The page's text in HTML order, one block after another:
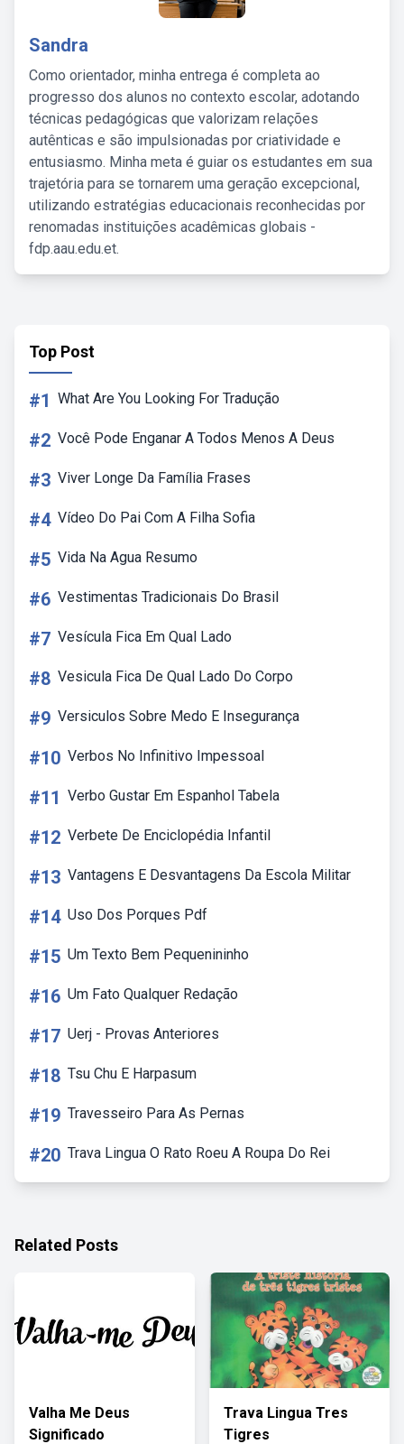
Sandra
Como orientador, minha entrega é completa ao
progresso dos alunos no contexto escolar, adotando
técnicas pedagógicas que valorizam relações
autênticas e são impulsionadas por criatividade e
entusiasmo. Minha meta é guiar os estudantes em sua
trajetória para se tornarem uma geração excepcional,
utilizando estratégias educacionais reconhecidas por
renomadas instituições acadêmicas globais -
fdp.aau.edu.et.
Top Post
#1 What Are You Looking For Tradução
#2 Você Pode Enganar A Todos Menos A Deus
#3 Viver Longe Da Família Frases
#4 Vídeo Do Pai Com A Filha Sofia
#5 Vida Na Agua Resumo
#6 Vestimentas Tradicionais Do Brasil
#7 Vesícula Fica Em Qual Lado
#8 Vesicula Fica De Qual Lado Do Corpo
#9 Versiculos Sobre Medo E Insegurança
#10 Verbos No Infinitivo Impessoal
#11 Verbo Gustar Em Espanhol Tabela
#12 Verbete De Enciclopédia Infantil
#13 Vantagens E Desvantagens Da Escola Militar
#14 Uso Dos Porques Pdf
#15 Um Texto Bem Pequenininho
#16 Um Fato Qualquer Redação
#17 Uerj - Provas Anteriores
#18 Tsu Chu E Harpasum
#19 Travesseiro Para As Pernas
#20 Trava Lingua O Rato Roeu A Roupa Do Rei
Related Posts
Valha Me Deus
Significado
Trava Lingua Tres
Tigres